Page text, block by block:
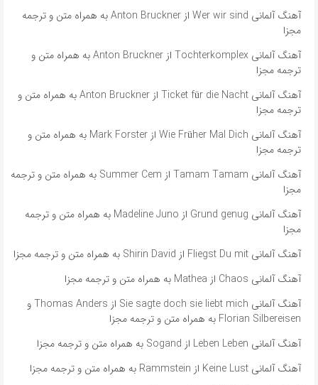
آهنگ آلمانی Wer wir sind از Anton Bruckner به همراه متن و ترجمه
مجزا
آهنگ آلمانی Tochterkomplex از Anton Bruckner به همراه متن و
ترجمه مجزا
آهنگ آلمانی Ticket für die Nacht از Anton Bruckner به همراه متن و
ترجمه مجزا
آهنگ آلمانی Wie Früher Mal Dich از Mark Forster به همراه متن و
ترجمه مجزا
آهنگ آلمانی ​​Tamam Tamam از Summer Cem به همراه متن و ترجمه
مجزا
آهنگ آلمانی ​​Grund genug از Madeline Juno به همراه متن و ترجمه
مجزا
آهنگ آلمانی Fliegst Du mit از Shirin David به همراه متن و ترجمه مجزا
آهنگ آلمانی Chaos از Mathea به همراه متن و ترجمه مجزا
آهنگ آلمانی ​​Sie sagte doch sie liebt mich از Thomas Anders و
Florian Silbereisen به همراه متن و ترجمه مجزا
آهنگ آلمانی Leben Leben از Sogand به همراه متن و ترجمه مجزا
آهنگ آلمانی Keine Lust از Rammstein به همراه متن و ترجمه مجزا